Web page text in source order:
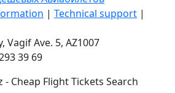
| Technical support |
Vagif Ave. 5, AZ1007
39 69
- Cheap Flight Tickets Search